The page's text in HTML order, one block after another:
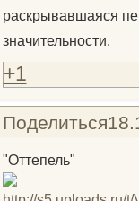
раскрывавшаяся
значительности.
+1
Поделиться
"Оттепель"